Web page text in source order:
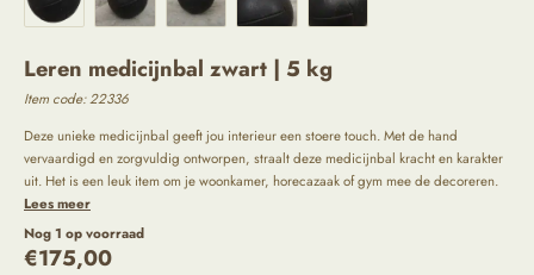
Leren medicijnbal zwart | 5 kg
Item code: 22336
Deze unieke medicijnbal geeft jou interieur een stoere touch. Met de hand
vervaardigd en zorgvuldig ontworpen, straalt deze medicijnbal kracht en karakter
uit. Het is een leuk item om je woonkamer, horecazaak of gym mee de decoreren.
Lees meer
Nog 1 op voorraad
€175,00